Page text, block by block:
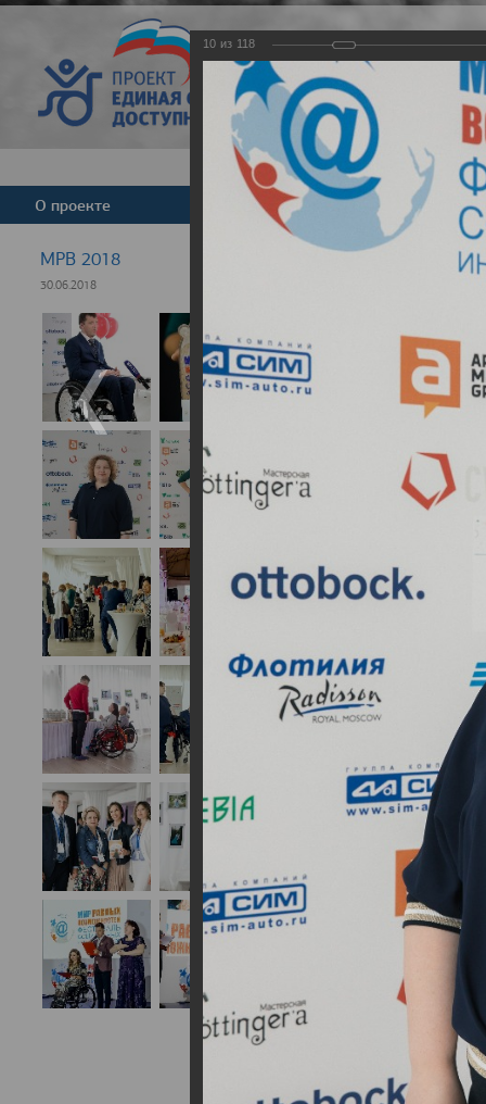
Версия для
О проекте Команда Новости
МРВ 2018
30.06.2018
10 из 118